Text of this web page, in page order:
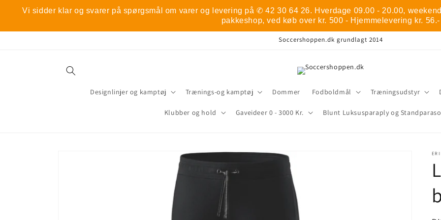
Vi sidder klar og svarer på spørgsmål om varer og levering på ✆ 42 30 64 26. Hverdage 09.00 - 20.00,
pakkeshop, ved køb over kr. 500 - Hjemmelevering kr. 56.-
Gå til
indhold
Soccershoppen.dk grundlagt 2014
Designlinjer og kamptøj Trænings-og kamptøj Dommer Fodboldmål Træningsudstyr
Klubber og hold Gaveideer 0 - 3000 Kr. Blunt Luksusparaply og